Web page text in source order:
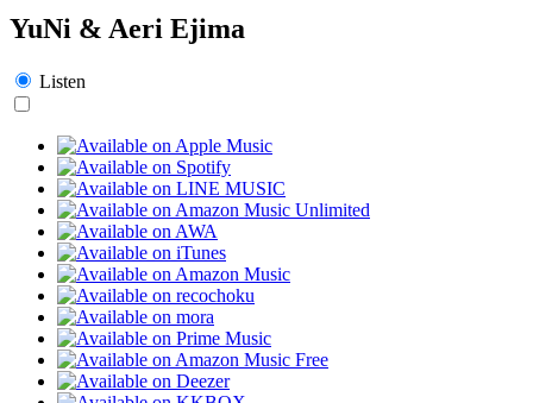
YuNi & Aeri Ejima
Listen